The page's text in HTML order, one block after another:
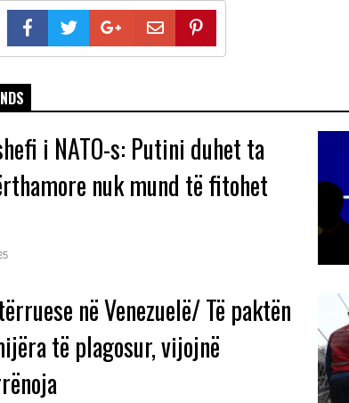
i NATO-s: Putini duhet ta
nuk mund të fitohet
në Venezuelë/ Të paktën
të plagosur, vijojnë